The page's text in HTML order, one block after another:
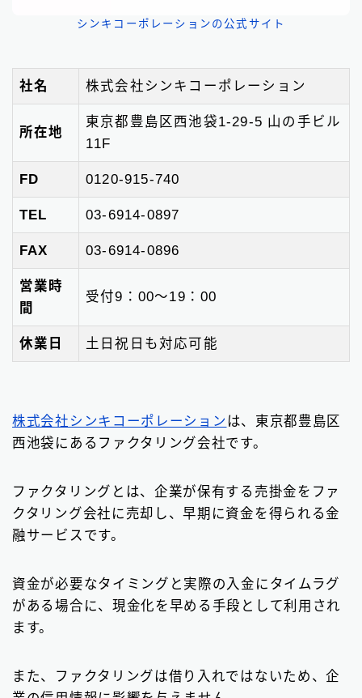
シンキコーポレーションの公式サイト
社名 株式会社シンキコーポレーション
所在地
東京都豊島区西池袋1-29-5 山の手ビル
11F
FD 0120-915-740
TEL 03-6914-0897
FAX 03-6914-0896
営業時
間
受付9：00〜19：00
休業日 土日祝日も対応可能
株式会社シンキコーポレーション は、東京都豊島区
西池袋にあるファクタリング会社です。
ファクタリングとは、企業が保有する売掛金をファ
クタリング会社に売却し、早期に資金を得られる金
融サービスです。
資金が必要なタイミングと実際の入金にタイムラグ
がある場合に、現金化を早める手段として利用され
ます。
また、ファクタリングは借り入れではないため、企